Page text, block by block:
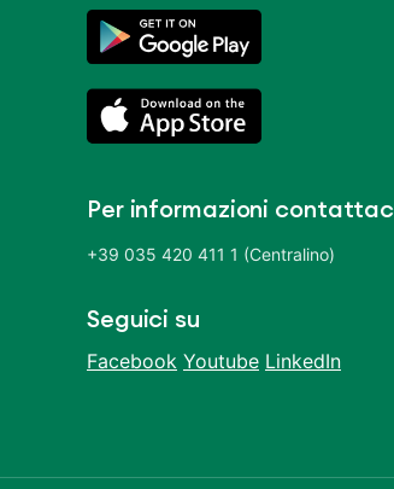
Per informazioni
+39 035 420 411 1 (Centralino)
Seguici su
Facebook Youtube LinkedIn